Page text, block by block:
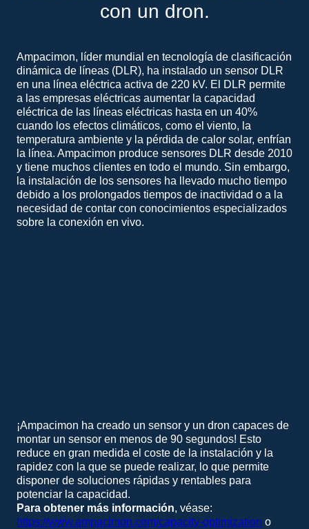
con un dron.
Ampacimon, líder mundial en tecnología de clasificación
dinámica de líneas (DLR), ha instalado un sensor DLR
en una línea eléctrica activa de 220 kV. El DLR permite
a las empresas eléctricas aumentar la capacidad
eléctrica de las líneas eléctricas hasta en un 40%
cuando los efectos climáticos, como el viento, la
temperatura ambiente y la pérdida de calor solar, enfrían
la línea. Ampacimon produce sensores DLR desde 2010
y tiene muchos clientes en todo el mundo. Sin embargo,
la instalación de los sensores ha llevado mucho tiempo
debido a los prolongados tiempos de inactividad o a la
necesidad de contar con conocimientos especializados
sobre la conexión en vivo.
¡Ampacimon ha creado un sensor y un dron capaces de
montar un sensor en menos de 90 segundos! Esto
reduce en gran medida el coste de la instalación y la
rapidez con la que se puede realizar, lo que permite
disponer de soluciones rápidas y rentables para
potenciar la capacidad.
Para obtener más información, véase:
https://www.ampacimon.com/capacity-optimization o